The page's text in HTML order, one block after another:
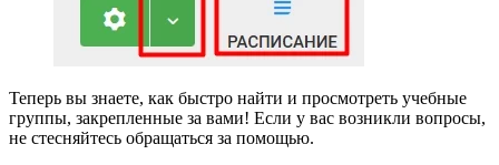
Теперь вы знаете, как быстро найти и просмотреть учебные
группы, закрепленные за вами! Если у вас возникли вопросы,
не стесняйтесь обращаться за помощью.